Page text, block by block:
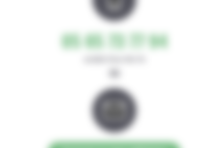
05 65 73 77 94
ou